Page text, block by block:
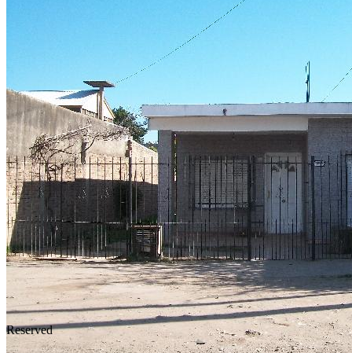
Reserved